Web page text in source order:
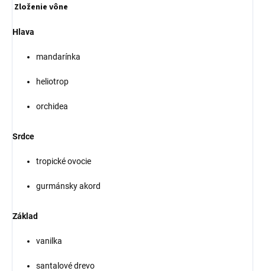
Zloženie vône
Hlava
mandarínka
heliotrop
orchidea
Srdce
tropické ovocie
gurmánsky akord
Základ
vanilka
santalové drevo